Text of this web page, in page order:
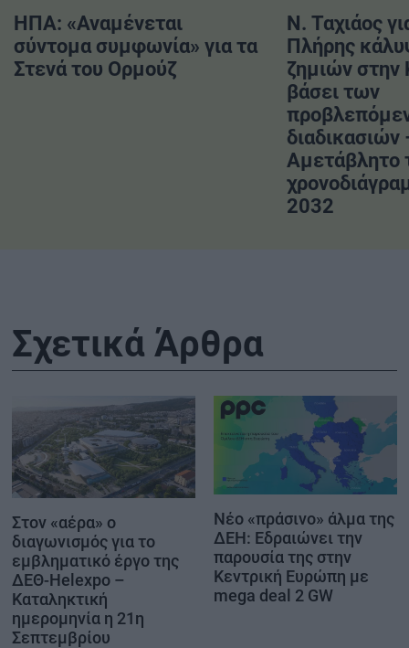
ΗΠΑ: «Αναμένεται
σύντομα συμφωνία» για τα
Στενά του Ορμούζ
Ν. Ταχιάος
Πλήρης
ζημιών στην
βάσει των
διαδικασιών
Αμετάβλητο
2032
Σχετικά Άρθρα
Στον «αέρα» ο
διαγωνισμός για το
εμβληματικό έργο της
ΔΕΘ-Helexpo –
Καταληκτική
ημερομηνία η 21η
Σεπτεμβρίου
Νέο «πράσινο» άλμα της
ΔΕΗ: Εδραιώνει την
παρουσία της στην
Κεντρική Ευρώπη με
mega deal 2 GW